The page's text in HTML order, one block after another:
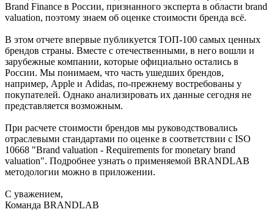
Brand Finance в России, признанного эксперта в области brand
valuation, поэтому знаем об оценке стоимости бренда всё.
В этом отчете впервые публикуется ТОП-100 самых ценных
брендов страны. Вместе с отечественными, в него вошли и
зарубежные компании, которые официально остались в
России. Мы понимаем, что часть ушедших брендов,
например, Apple и Adidas, по-прежнему востребованы у
покупателей. Однако анализировать их данные сегодня не
представляется возможным.
При расчете стоимости брендов мы руководствовались
отраслевыми стандартами по оценке в соответствии с ISO
10668 "Brand valuation - Requirements for monetary brand
valuation". Подробнее узнать о применяемой BRANDLAB
методологии можно в приложении.
С уважением,
Команда BRANDLAB